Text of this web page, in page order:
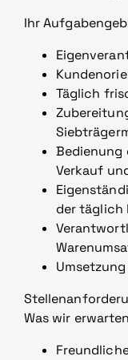
Ihr
Täglich
Bedienung
Verkauf
der täglich
Umsetzung
Was wir